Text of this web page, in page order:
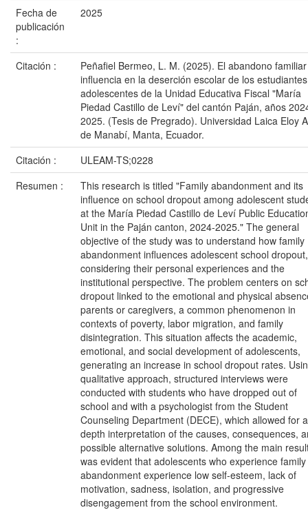
Fecha de
publicación
:
2025
Citación :
Peñafiel Bermeo, L. M. (2025). El abandono
influencia en la deserción escolar de los estudiantes
adolescentes de la Unidad Educativa Fiscal "María
Piedad Castillo de Leví" del cantón Paján, años
2025. (Tesis de Pregrado). Universidad Laica Eloy
de Manabí, Manta, Ecuador.
Citación :
ULEAM-TS;0228
Resumen :
This research is titled "Family abandonment and its
influence on school dropout among adolescent
at the María Piedad Castillo de Leví Public
Unit in the Paján canton, 2024-2025." The general
objective of the study was to understand how family
abandonment influences adolescent school dropout,
considering their personal experiences and the
institutional perspective. The problem centers on
dropout linked to the emotional and physical
parents or caregivers, a common phenomenon in
contexts of poverty, labor migration, and family
disintegration. This situation affects the academic,
emotional, and social development of adolescents,
generating an increase in school dropout rates.
qualitative approach, structured interviews were
conducted with students who have dropped out of
school and with a psychologist from the Student
Counseling Department (DECE), which allowed for
depth interpretation of the causes, consequences,
possible alternative solutions. Among the main
was evident that adolescents who experience family
abandonment experience low self-esteem, lack of
motivation, sadness, isolation, and progressive
disengagement from the school environment.